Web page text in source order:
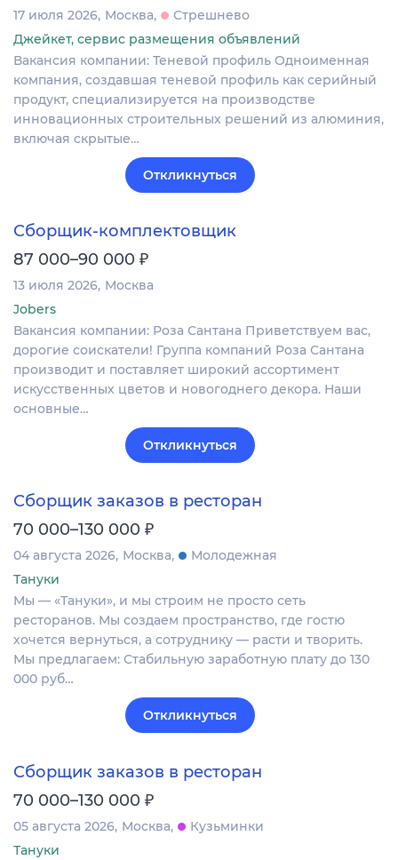
17 июля 2026 Москва
Стрешнево
Джейкет, сервис размещения объявлений
Вакансия компании: Теневой профиль Одноименная
компания, создавшая теневой профиль как серийный
продукт, специализируется на производстве
инновационных строительных решений из алюминия,
включая скрытые…
Откликнуться
Сборщик-комплектовщик
87 000–90 000 ₽
13 июля 2026 Москва
Jobers
Вакансия компании: Роза Сантана Приветствуем вас,
дорогие соискатели! Группа компаний Роза Сантана
производит и поставляет широкий ассортимент
искусственных цветов и новогоднего декора. Наши
основные…
Откликнуться
Сборщик заказов в ресторан
70 000–130 000 ₽
04 августа 2026 Москва
Молодежная
Тануки
Мы — «Тануки», и мы строим не просто сеть
ресторанов. Мы создаем пространство, где гостю
хочется вернуться, а сотруднику — расти и творить.
Мы предлагаем: Стабильную заработную плату до 130
000 руб…
Откликнуться
Сборщик заказов в ресторан
70 000–130 000 ₽
05 августа 2026 Москва
Кузьминки
Тануки